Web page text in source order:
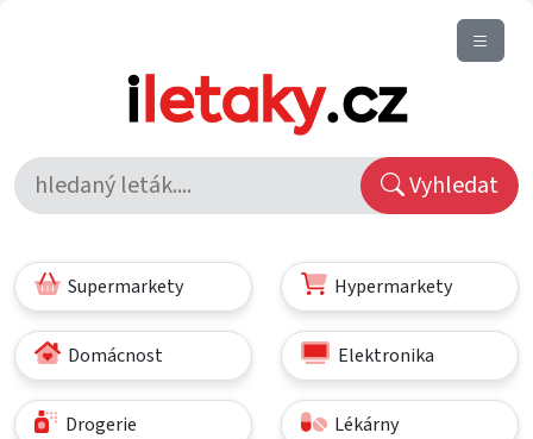
Vyhledat
Supermarkety Hypermarkety
Domácnost Elektronika
Drogerie Lékárny